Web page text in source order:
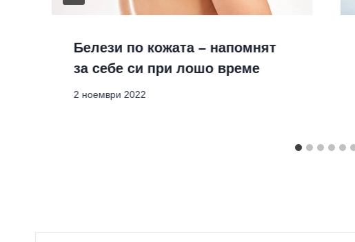
Белези по кожата – напомнят
за себе си при лошо време
2 ноември 2022